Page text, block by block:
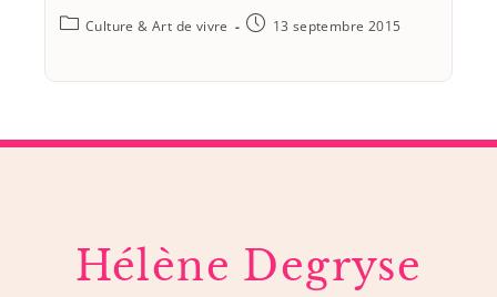
Culture & Art de vivre 13 septembre 2015
Hélène Degryse